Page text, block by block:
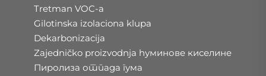
Tretman VOC-a
Gilotinska izolaciona klupa
Dekarbonizacija
Zajedničko proizvodnja hуминове киселине
Пиролиза отпада гума